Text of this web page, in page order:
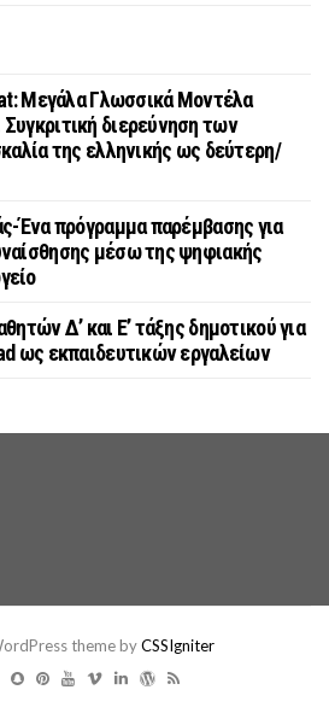
Μεγάλα Γλωσσικά Μοντέλα
διερεύνηση των
της ελληνικής ως δεύτερη/
Ένα πρόγραμμα παρέμβασης για
μέσω της ψηφιακής
Δ’ και Ε’ τάξης δημοτικού για
ως εκπαιδευτικών εργαλείων
theme byCSSIgniter